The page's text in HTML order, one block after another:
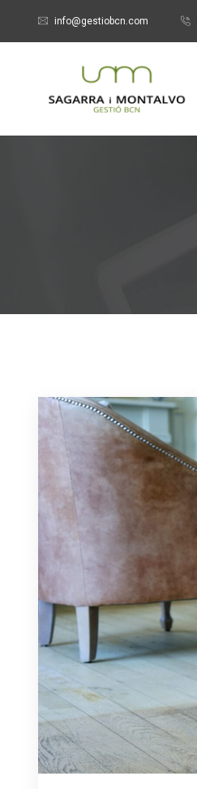
info@gestiobcn.com